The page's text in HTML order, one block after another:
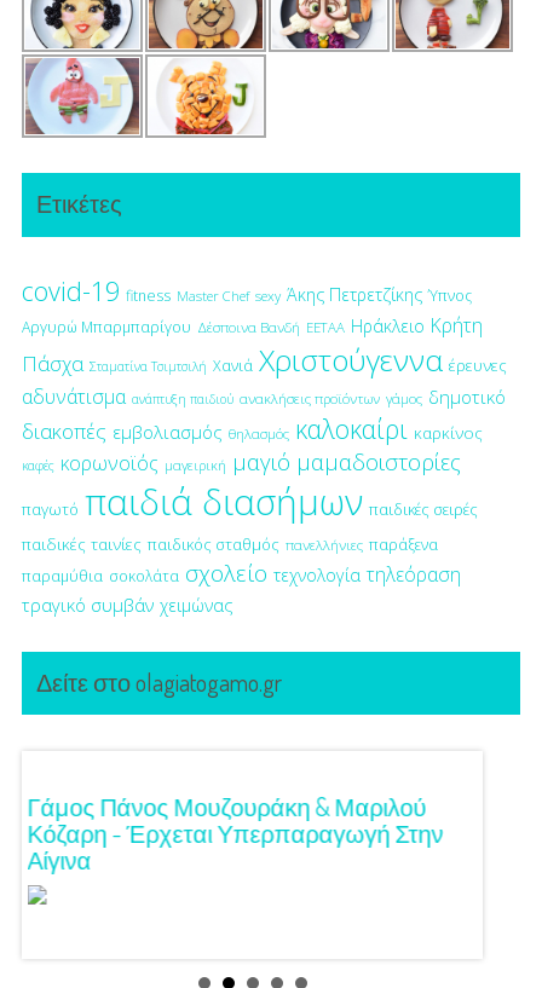
Ετικέτες
covid-19 fitness Master Chef sexy Άκης Πετρετζίκης Ύπνος
Αργυρώ Μπαρμπαρίγου Δέσποινα Βανδή ΕΕΤΑΑ Ηράκλειο Κρήτη
Πάσχα Σταματίνα Τσιμτσιλή Χανιά Χριστούγεννα έρευνες
αδυνάτισμα ανάπτυξη παιδιού ανακλήσεις προϊόντων γάμος δημοτικό
διακοπές εμβολιασμός θηλασμός καλοκαίρι καρκίνος
καφές κορωνοϊός μαγειρική μαγιό μαμαδοιστορίες
παγωτό παιδιά διασήμων παιδικές σειρές
παιδικές ταινίες παιδικός σταθμός πανελλήνιες παράξενα
παραμύθια σοκολάτα σχολείο τεχνολογία τηλεόραση
τραγικό συμβάν χειμώνας
Δείτε στο olagiatogamo.gr
Γάμος Πάνος Μουζουράκη & Μαριλού
Κόζαρη - Έρχεται Υπερπαραγωγή Στην
Αίγινα